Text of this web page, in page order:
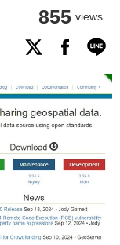
855 views